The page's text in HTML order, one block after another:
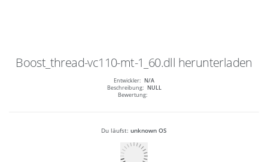
Boost_thread-vc110-mt-1_60.dll herunterladen
Entwickler: N/A
Beschreibung: NULL
Bewertung:
Du läufst: unknown OS